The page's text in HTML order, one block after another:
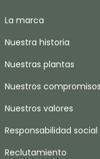
La marca
Nuestra historia
Nuestras plantas
Nuestros compromisos
Nuestros valores
Responsabilidad social
Reclutamiento